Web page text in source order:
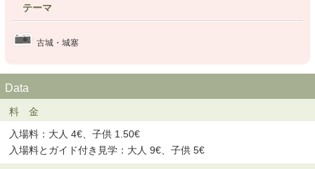
テーマ
古城・城塞
Data
料 金
入場料：大人 4€、子供 1.50€
入場料とガイド付き見学：大人 9€、子供 5€